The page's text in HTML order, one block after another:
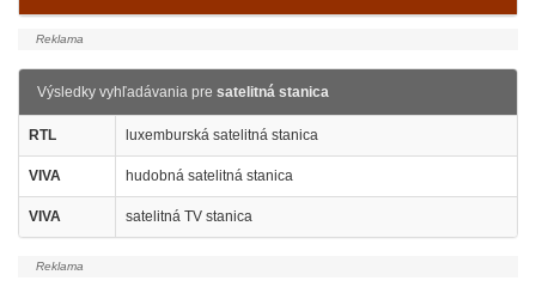
Výsledky vyhľadávania pre satelitná stanica
RTL luxemburská satelitná stanica
VIVA hudobná satelitná stanica
VIVA satelitná TV stanica